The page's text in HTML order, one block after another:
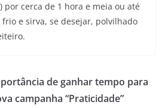
por cerca de 1 hora e meia ou até
e sirva, se desejar, polvilhado
de ganhar tempo para
campanha “Praticidade”